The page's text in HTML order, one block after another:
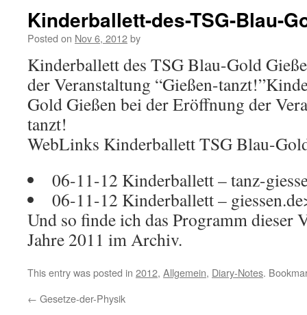
Kinderballett-des-TSG-Blau-
Posted on Nov 6, 2012by
Kinderballett des TSG Blau-Gold
der Veranstaltung “Gießen-
Gold Gießen bei der Eröffnung der
tanzt!
WebLinks Kinderballett TSG Blau-
06-11-12 Kinderballett – tanz-
06-11-12 Kinderballett –
Und so finde ich das Programm dieser
Jahre 2011 im Archiv.
This entry was posted in 2012, Allgemein, Diary-Notes.
← Gesetze-der-Physik